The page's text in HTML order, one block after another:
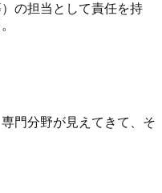
の担当として責任を持
門分野が見えてきて、そ